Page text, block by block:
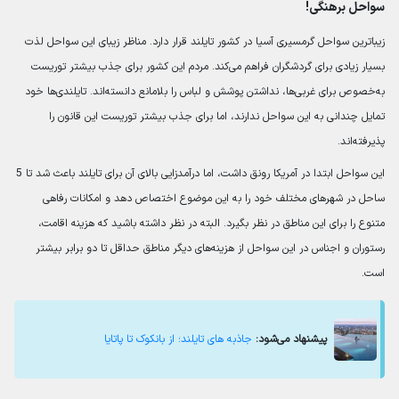
سواحل برهنگی!
زیباترین سواحل گرمسیری آسیا در کشور تایلند قرار دارد. مناظر زیبای این سواحل لذت
بسیار زیادی برای گردشگران فراهم می‌کند. مردم این کشور برای جذب بیشتر توریست
به‌خصوص برای غربی‌ها، نداشتن پوشش و لباس را بلامانع دانسته‌اند. تایلندی‌ها خود
تمایل چندانی به این سواحل ندارند، اما برای جذب بیشتر توریست این قانون را
پذیرفته‌اند.
این سواحل ابتدا در آمریکا رونق داشت، اما درآمدزایی بالای آن برای تایلند باعث شد تا 5
ساحل در شهرهای مختلف خود را به این موضوع اختصاص دهد و امکانات رفاهی
متنوع را برای این مناطق در نظر بگیرد. البته در نظر داشته باشید که هزینه اقامت،
رستوران و اجناس در این سواحل از هزینه‌های دیگر مناطق حداقل تا دو برابر بیشتر
است.
پیشنهاد می‌شود: جاذبه‎‎ های تایلند؛ از بانکوک تا پاتایا